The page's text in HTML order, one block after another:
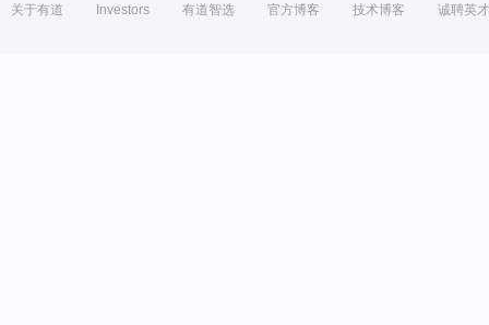
关于有道 Investors 有道智选 官方博客 技术博客 诚聘英才